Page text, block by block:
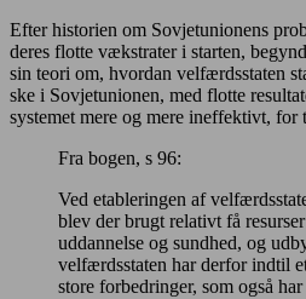
Efter historien om Sovjetunionens
deres flotte vækstrater i starten,
sin teori om, hvordan velfærdsstaten
ske i Sovjetunionen, med flotte
systemet mere og mere ineffektivt, for
Fra bogen, s 96:
Ved etableringen af
blev der brugt relativt få
uddannelse og sundhed, og
velfærdsstaten har derfor indtil
store forbedringer, som også